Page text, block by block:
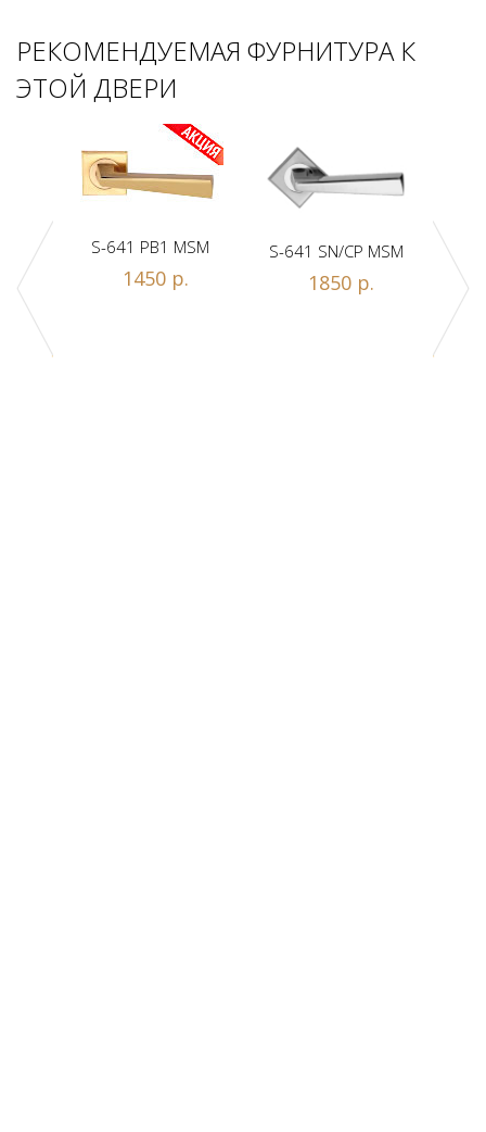
РЕКОМЕНДУЕМАЯ ФУРНИТУРА К
ЭТОЙ ДВЕРИ
A
S-641 PB1 MSM
1450 р.
S-641 SN/CP MSM
1850 р.